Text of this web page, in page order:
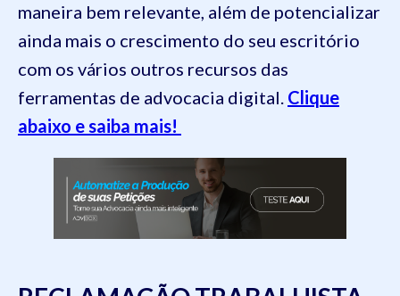
maneira bem relevante, além de potencializar
ainda mais o crescimento do seu escritório
com os vários outros recursos das
ferramentas de advocacia digital. Clique
abaixo e saiba mais!